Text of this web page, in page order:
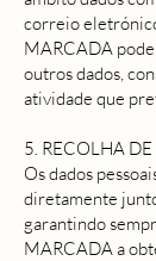
correio
MARCADA
outros dados,
atividade que
5. RECOLHA
Os dados
diretamente
garantindo
MARCADA a